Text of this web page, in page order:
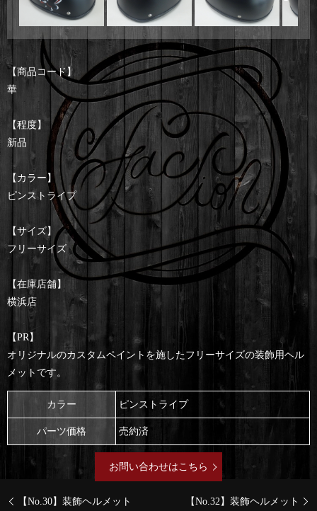
【商品コード】
華
【程度】
新品
【カラー】
ピンストライプ
【サイズ】
フリーサイズ
【在庫店舗】
横浜店
【PR】
オリジナルのカスタムペイントを施したフリーサイズの装飾用ヘル
メットです。
カラー ピンストライプ
パーツ価格 売約済
お問い合わせはこちら
【No.30】装飾ヘルメット 【No.32】装飾ヘルメット